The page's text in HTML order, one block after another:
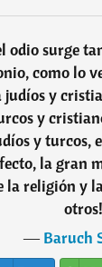
odio surge
como lo
y
y
y turcos,
la gran
la religión y
otros!
―Baruch